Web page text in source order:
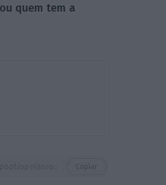
quem tem a